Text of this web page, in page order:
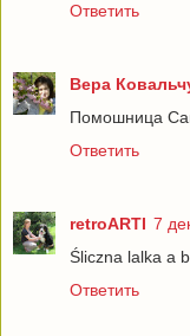
Ответить
Вера
Помошница
Ответить
retroARTI 7
Śliczna lalka a
Ответить